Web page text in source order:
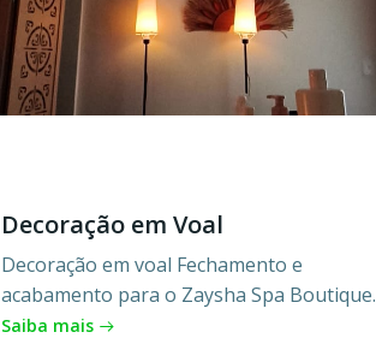
Decoração em Voal
Decoração em voal Fechamento e
acabamento para o Zaysha Spa Boutique.
Saiba mais